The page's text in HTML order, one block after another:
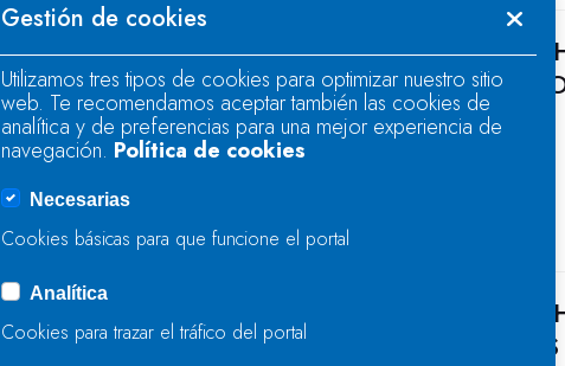
LA CONFEDERACIÓN
FINALIZA LOS
06 DE JULIO, 2026
LA
MEJORA EL RÍO
Gestión de cookies
Utilizamos tres tipos de cookies para optimizar nuestro sitio
web. Te recomendamos aceptar también las cookies de
analítica y de preferencias para una mejor experiencia de
navegación. Política de cookies
Necesarias
Cookies básicas para que funcione el portal
Analítica
Cookies para trazar el tráfico del portal